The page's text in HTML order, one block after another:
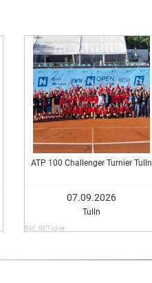
ATP 100 Challenger Turnier Tulln
07.09.2026
Tulln
Bild: OETicket